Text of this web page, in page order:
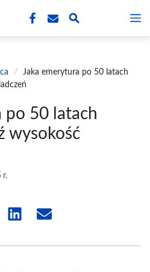
/
Jaka emerytura po 50 latach
po 50 latach
wysokość
r.
Share Share